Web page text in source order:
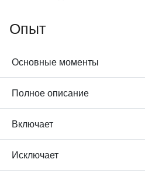
Опыт
Основные моменты
Полное описание
Включает
Исключает